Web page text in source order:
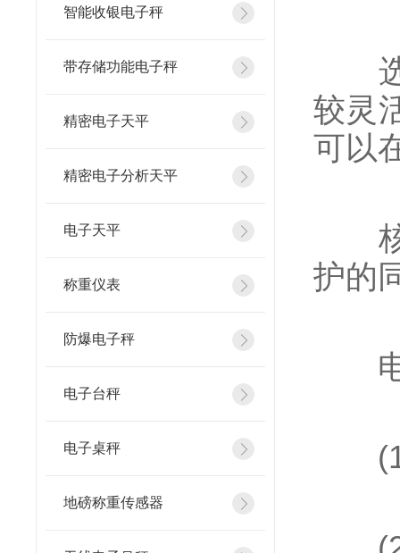
智能收银电子秤
带存储功能电子秤
精密电子天平
精密电子分析天平
电子天平
称重仪表
防爆电子秤
电子台秤
电子桌秤
地磅称重传感器
选
较灵
可以
核
护的
电
(1)